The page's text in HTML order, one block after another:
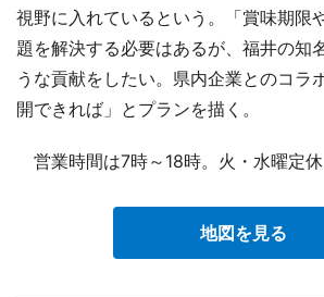
視野に入れているという。「賞味期限
題を解決する必要はあるが、福井の知
うな貢献をしたい。県内企業とのコラ
開できれば」とプランを描く。
営業時間は7時～18時。火・水曜定休
地図を見る